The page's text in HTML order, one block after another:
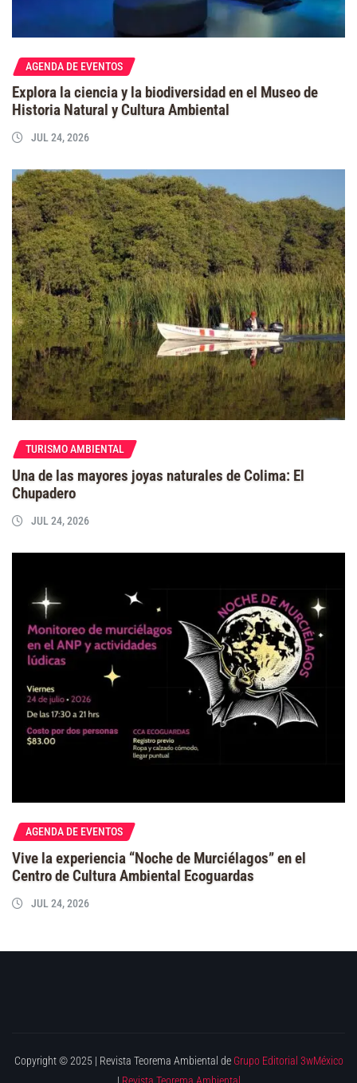
AGENDA DE EVENTOS
Explora la ciencia y la biodiversidad en el Museo de
Historia Natural y Cultura Ambiental
JUL 24, 2026
TURISMO AMBIENTAL
Una de las mayores joyas naturales de Colima: El
Chupadero
JUL 24, 2026
AGENDA DE EVENTOS
Vive la experiencia “Noche de Murciélagos” en el
Centro de Cultura Ambiental Ecoguardas
JUL 24, 2026
Copyright © 2025 | Revista Teorema Ambiental de Grupo Editorial 3wMéxico